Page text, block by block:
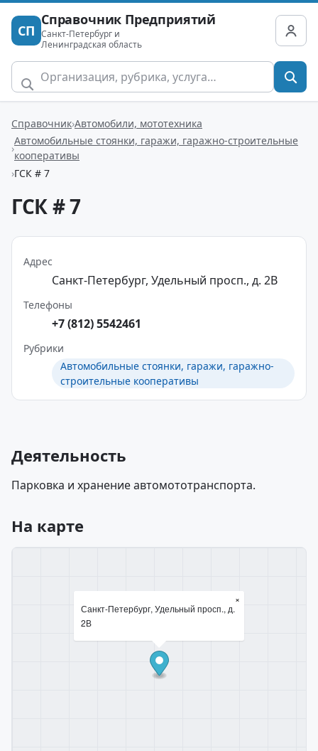
СП
Справочник Предприятий
Санкт-Петербург и
Ленинградская область
Справочник Автомобили, мототехника
Автомобильные стоянки, гаражи, гаражно-строительные
кооперативы
ГСК # 7
ГСК # 7
Адрес
Санкт-Петербург, Удельный просп., д. 2В
Телефоны
+7 (812) 5542461
Рубрики
Автомобильные стоянки, гаражи, гаражно-
строительные кооперативы
Деятельность
Парковка и хранение автомототранспорта.
На карте
Санкт-Петербург, Удельный просп., д.
2В
×